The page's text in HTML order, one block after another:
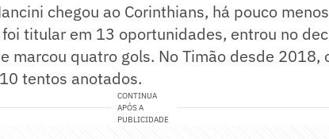
chegou ao Corinthians, há pouco
titular em 13 oportunidades, entrou no
marcou quatro gols. No Timão desde 2018,
tentos anotados.
CONTINUA
APÓS A
PUBLICIDADE